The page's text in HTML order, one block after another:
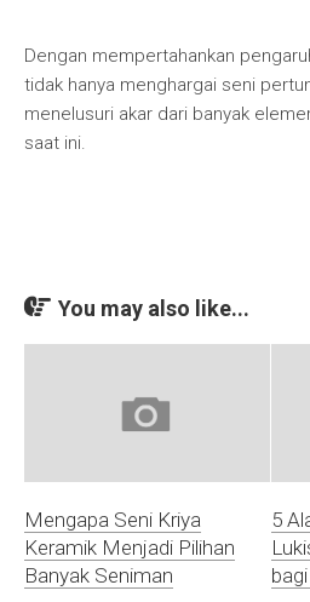
Dengan mempertahankan
tidak hanya menghargai seni
menelusuri akar dari banyak
saat ini.
You may also like...
Mengapa Seni Kriya
Keramik Menjadi Pilihan
Banyak Seniman
5